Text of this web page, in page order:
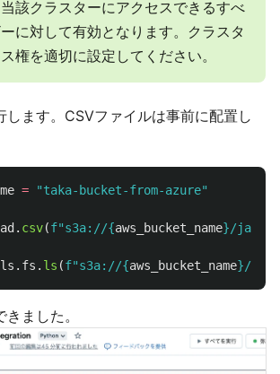
該クラスターにアクセスできるすべ
に対して有効となります。クラスタ
権を適切に設定してください。
します。CSVファイルは事前に配置し
= "taka-bucket-from-azure"
. csv(f"s3a://{aws_bucket_name}/
. fs . ls (f"s3a://{aws_bucket_name}/
ました。